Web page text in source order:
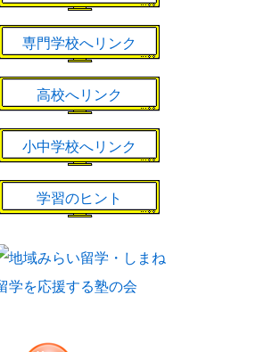
専門学校へリンク
高校へリンク
小中学校へリンク
学習のヒント